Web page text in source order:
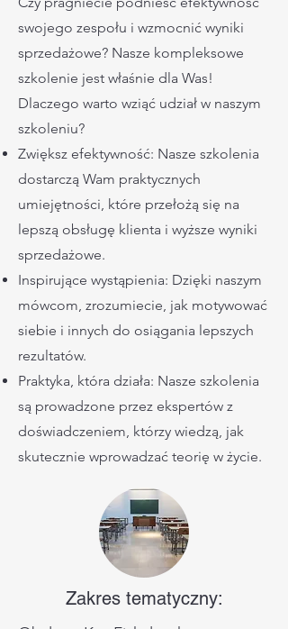
swojego zespołu i wzmocnić wyniki
sprzedażowe? Nasze kompleksowe
szkolenie jest właśnie dla Was!
Dlaczego warto wziąć udział w naszym
szkoleniu?
Zwiększ efektywność: Nasze szkolenia
dostarczą Wam praktycznych
umiejętności, które przełożą się na
lepszą obsługę klienta i wyższe wyniki
sprzedażowe.
Inspirujące wystąpienia: Dzięki naszym
mówcom, zrozumiecie, jak motywować
siebie i innych do osiągania lepszych
rezultatów.
Praktyka, która działa: Nasze szkolenia
są prowadzone przez ekspertów z
doświadczeniem, którzy wiedzą, jak
skutecznie wprowadzać teorię w życie.
Zakres tematyczny: